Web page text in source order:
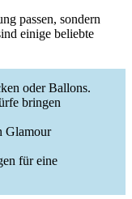
passen, sondern
einige beliebte
oder Ballons.
bringen
Glamour
für eine